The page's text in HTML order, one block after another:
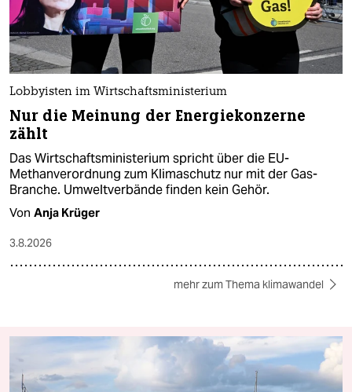
Lobbyisten im Wirtschaftsministerium
Nur die Meinung der Energiekonzerne
zählt
Das Wirtschaftsministerium spricht über die EU-
Methanverordnung zum Klimaschutz nur mit der Gas-
Branche. Umweltverbände finden kein Gehör.
Von Anja Krüger
3.8.2026
mehr zum Thema klimawandel